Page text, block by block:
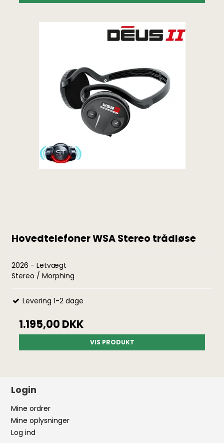
Hovedtelefoner WSA Stereo trådløse
2026 - Letvægt
Stereo / Morphing
Levering 1-2 dage
1.195,00 DKK
VIS PRODUKT
Login
Mine ordrer
Mine oplysninger
Log ind